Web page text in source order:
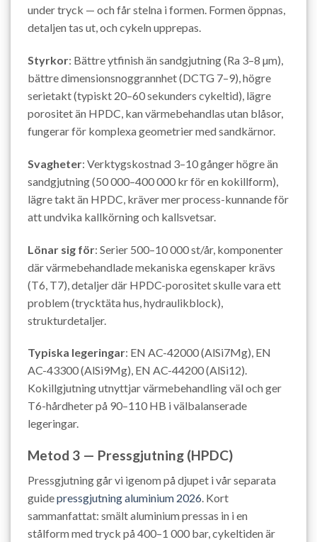
under tryck — och får stelna i formen. Formen öppnas,
detaljen tas ut, och cykeln upprepas.
Styrkor: Bättre ytfinish än sandgjutning (Ra 3–8 µm),
bättre dimensionsnoggrannhet (DCTG 7–9), högre
serietakt (typiskt 20–60 sekunders cykeltid), lägre
porositet än HPDC, kan värmebehandlas utan blåsor,
fungerar för komplexa geometrier med sandkärnor.
Svagheter: Verktygskostnad 3–10 gånger högre än
sandgjutning (50 000–400 000 kr för en kokillform),
lägre takt än HPDC, kräver mer process-kunnande för
att undvika kallkörning och kallsvetsar.
Lönar sig för: Serier 500–10 000 st/år, komponenter
där värmebehandlade mekaniska egenskaper krävs
(T6, T7), detaljer där HPDC-porositet skulle vara ett
problem (trycktäta hus, hydraulikblock),
strukturdetaljer.
Typiska legeringar: EN AC-42000 (AlSi7Mg), EN
AC-43300 (AlSi9Mg), EN AC-44200 (AlSi12).
Kokillgjutning utnyttjar värmebehandling väl och ger
T6-hårdheter på 90–110 HB i välbalanserade
legeringar.
Metod 3 — Pressgjutning (HPDC)
Pressgjutning går vi igenom på djupet i vår separata
guidepressgjutning aluminium 2026 . Kort
sammanfattat: smält aluminium pressas in i en
stålform med tryck på 400–1 000 bar, cykeltiden är